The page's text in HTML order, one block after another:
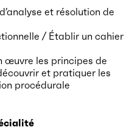
et résolution de
/ Établir un cahier
œuvre les principes de
et pratiquer les
procédurale